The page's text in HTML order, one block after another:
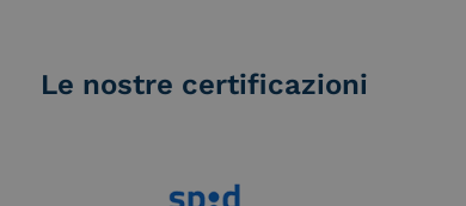
Le nostre certificazioni